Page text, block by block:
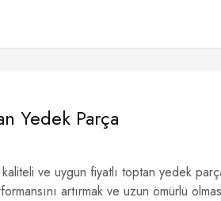
Yedek Parça
ve uygun fiyatlı toptan yedek
artırmak ve uzun ömürlü